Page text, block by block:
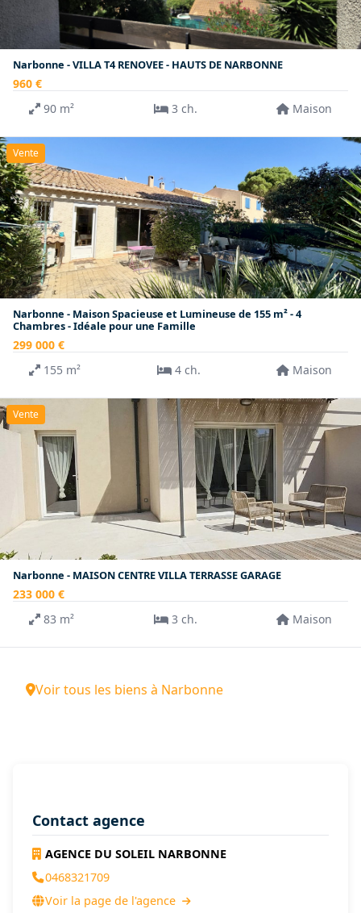
Narbonne - VILLA T4 RENOVEE - HAUTS DE NARBONNE
960 €
90 m²
3 ch. Maison
Vente
Narbonne - Maison Spacieuse et Lumineuse de 155 m² - 4
Chambres - Idéale pour une Famille
299 000 €
155 m²
4 ch. Maison
Vente
Narbonne - MAISON CENTRE VILLA TERRASSE GARAGE
233 000 €
83 m²
3 ch. Maison
Voir tous les biens à Narbonne
Contact agence
AGENCE DU SOLEIL NARBONNE
0468321709
Voir la page de l'agence